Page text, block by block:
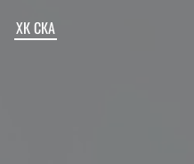
ХК СКА